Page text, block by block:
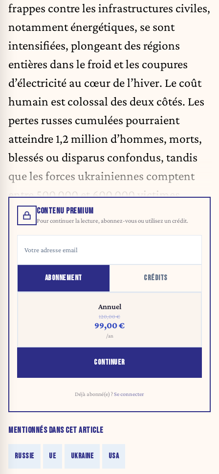
frappes contre les infrastructures civiles,
notamment énergétiques, se sont
intensifiées, plongeant des régions
entières dans le froid et les coupures
d’électricité au cœur de l’hiver. Le coût
humain est colossal des deux côtés. Les
pertes russes cumulées pourraient
atteindre 1,2 million d’hommes, morts,
blessés ou disparus confondus, tandis
que les forces ukrainiennes comptent
entre 500.000 et 600.000 victimes.
CONTENU PREMIUM
Pour continuer la lecture, abonnez-vous ou utilisez un crédit.
ABONNEMENT CRÉDITS
Annuel
120,00 €
99,00 €
/an
CONTINUER
Déjà abonné(e) ?Se connecter
MENTIONNÉS DANS CET ARTICLE
RUSSIE UE UKRAINE USA